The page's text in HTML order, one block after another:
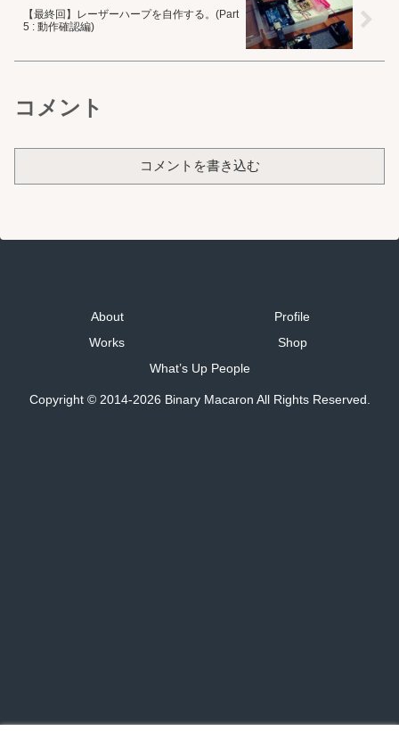
【最終回】レーザーハープを自作する。(Part
5 : 動作確認編)
コメント
コメントを書き込む
About
Profile
Works
Shop
What’s Up People
Copyright © 2014-2026 Binary Macaron All Rights Reserved.